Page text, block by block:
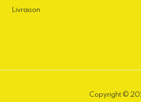
Livraison
Copyright ©